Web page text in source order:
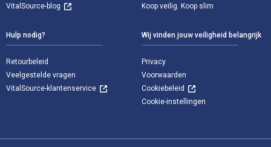
VitalSource-blog
Koop veilig. Koop slim
Hulp nodig?
Retourbeleid
Veelgestelde vragen
VitalSource-klantenservice
Wij vinden jouw veiligheid belangrijk
Privacy
Voorwaarden
Cookiebeleid
Cookie-instellingen